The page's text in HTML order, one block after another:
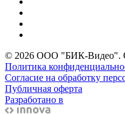
© 2026 ООО "БИК-Видео".
Политика
Согласие на обработку
Публичная оферта
Разработано в